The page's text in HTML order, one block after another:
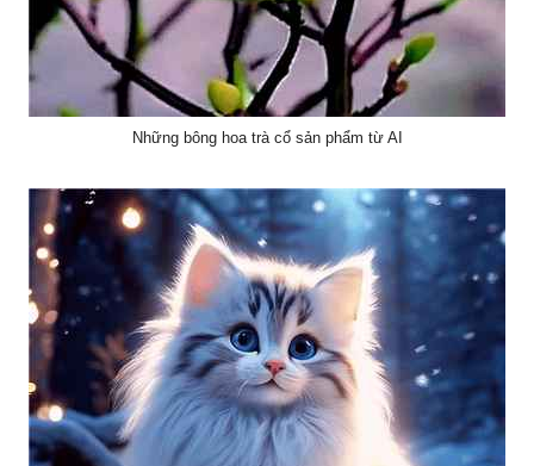
Những bông hoa trà cổ sản phẩm từ AI